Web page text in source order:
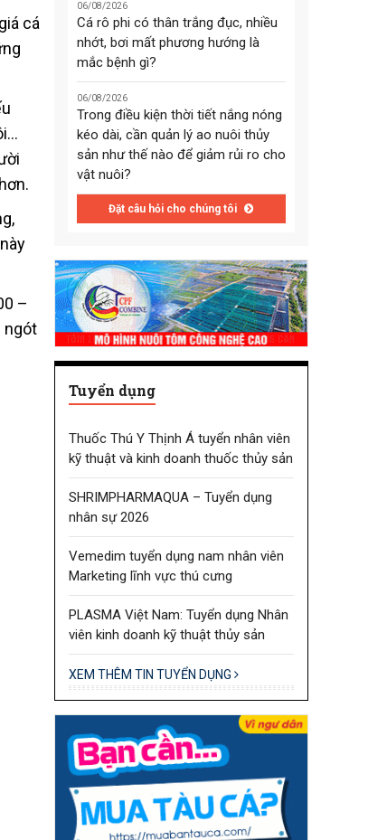
cá
–
ngót
06/08/2026
Cá rô phi có thân trắng đục, nhiều
nhớt, bơi mất phương hướng là
mắc bệnh gì?
06/08/2026
Trong điều kiện thời tiết nắng nóng
kéo dài, cần quản lý ao nuôi thủy
sản như thế nào để giảm rủi ro cho
vật nuôi?
Đặt câu hỏi cho chúng tôi
Tuyển dụng
Thuốc Thú Y Thịnh Á tuyển nhân viên
kỹ thuật và kinh doanh thuốc thủy sản
SHRIMPHARMAQUA – Tuyển dụng
nhân sự 2026
Vemedim tuyển dụng nam nhân viên
Marketing lĩnh vực thú cưng
PLASMA Việt Nam: Tuyển dụng Nhân
viên kinh doanh kỹ thuật thủy sản
XEM THÊM TIN TUYỂN DỤNG